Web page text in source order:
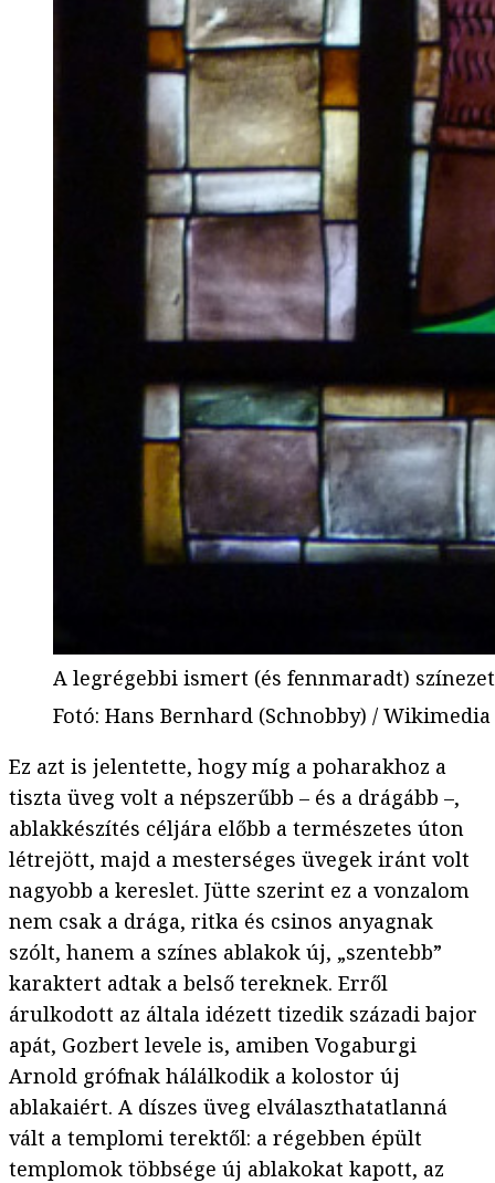
A legrégebbi ismert (és fennmaradt)
Fotó: Hans Bernhard (Schnobby) /
Ez azt is jelentette, hogy míg a poharakhoz a
tiszta üveg volt a népszerűbb – és a drágább –,
ablakkészítés céljára előbb a természetes úton
létrejött, majd a mesterséges üvegek iránt volt
nagyobb a kereslet. Jütte szerint ez a vonzalom
nem csak a drága, ritka és csinos anyagnak
szólt, hanem a színes ablakok új, „szentebb”
karaktert adtak a belső tereknek. Erről
árulkodott az általa idézett tizedik századi bajor
apát, Gozbert levele is, amiben Vogaburgi
Arnold grófnak hálálkodik a kolostor új
ablakaiért. A díszes üveg elválaszthatatlanná
vált a templomi terektől: a régebben épült
templomok többsége új ablakokat kapott, az